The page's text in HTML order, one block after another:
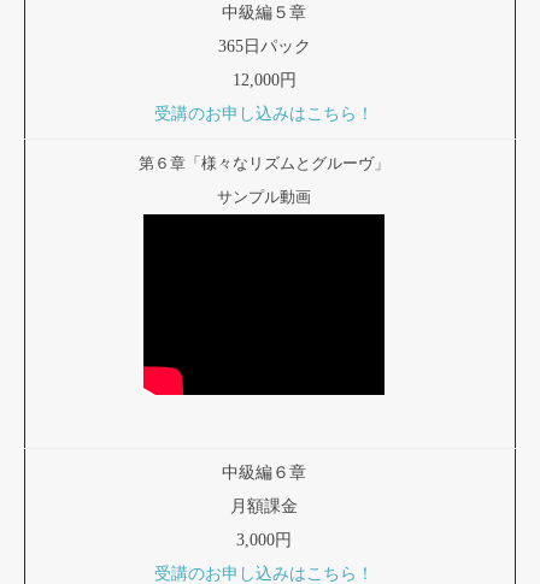
中級編５章
365日パック
12,000円
受講のお申し込みはこちら！
第６章「様々なリズムとグルーヴ」
サンプル動画
中級編６章
月額課金
3,000円
受講のお申し込みはこちら！